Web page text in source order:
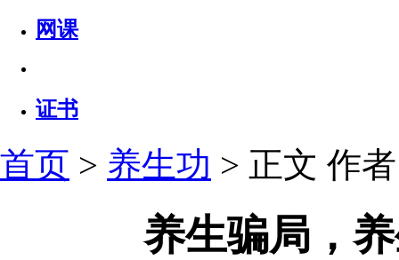
网课
证书
首页 > 养生功 > 正文 作
养生骗局，